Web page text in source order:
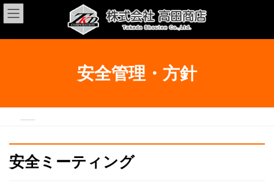
コ
ン
テ
ン
ナ
ビ
ゲ
ー
安全管理・方針
安全ミーティング